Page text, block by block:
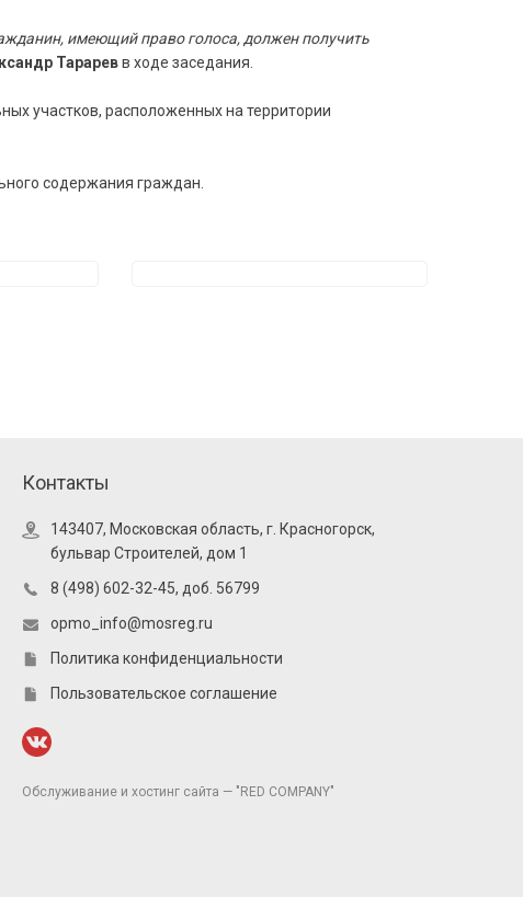
имеющий право голоса, должен получить
Тараревв ходе заседания.
участков, расположенных на территории
содержания граждан.
Контакты
143407, Московская область, г. Красногорск,
бульвар Строителей, дом 1
8 (498) 602-32-45, доб. 56799
opmo_info@mosreg.ru
Политика конфиденциальности
Пользовательское соглашение
Обслуживание и хостинг сайта — "RED COMPANY"